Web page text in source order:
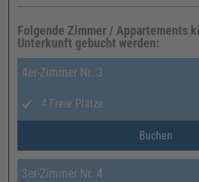
Folgende Zimmer / Appartements
Unterkunft gebucht werden:
4er-Zimmer Nr. 3
4 Freie Plätze
Buchen
3er-Zimmer Nr. 4